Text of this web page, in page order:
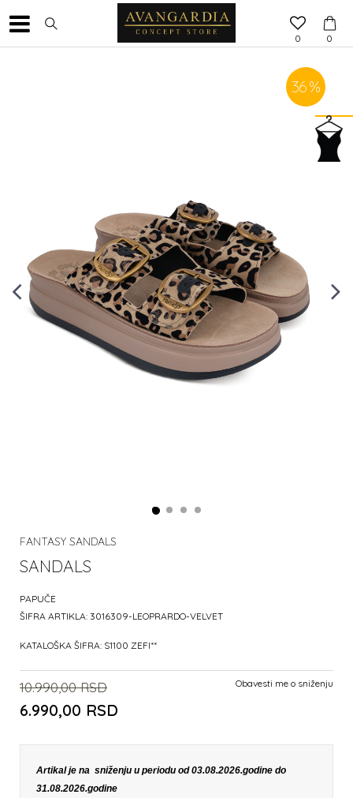
0
0
36 %
FANTASY SANDALS
SANDALS
PAPUČE
ŠIFRA ARTIKLA: 3016309-LEOPRARDO-VELVET
KATALOŠKA ŠIFRA: S1100 ZEFI**
10.990,00 RSD
6.990,00 RSD
Obavesti me o sniženju
Artikal je na sniženju u periodu od 03.08.2026.godine do
31.08.2026.godine